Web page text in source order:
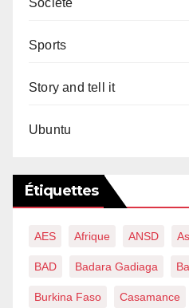
Société
Sports
Story and tell it
Ubuntu
Étiquettes
AES Afrique ANSD
BAD Badara Gadiaga
Burkina Faso Casamance